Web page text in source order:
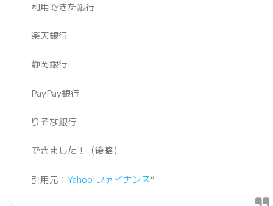
利用できた銀行
楽天銀行
静岡銀行
PayPay銀行
りそな銀行
できました！（後略）
引用元：Yahoo!ファイナンス”